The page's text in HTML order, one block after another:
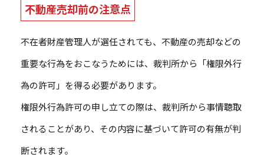
不動産売却前の注意点
不在者財産管理人が選任されても、不動産の売却などの
重要な行為をおこなうためには、裁判所から「権限外行
為の許可」を得る必要があります。
権限外行為許可の申し立ての際は、裁判所から事情聴取
されることがあり、その内容に基づいて許可の有無が判
断されます。